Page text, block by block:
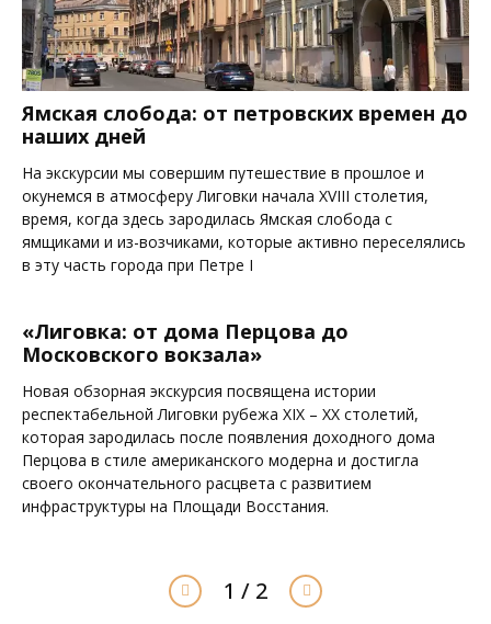
Ямская слобода: от петровских времен до
наших дней
На экскурсии мы совершим путешествие в прошлое и
окунемся в атмосферу Лиговки начала XVIII столетия,
время, когда здесь зародилась Ямская слобода с
ямщиками и из-возчиками, которые активно переселялись
в эту часть города при Петре I
«Лиговка: от дома Перцова до
Московского вокзала»
Новая обзорная экскурсия посвящена истории
респектабельной Лиговки рубежа XIX – XX столетий,
которая зародилась после появления доходного дома
Перцова в стиле американского модерна и достигла
своего окончательного расцвета с развитием
инфраструктуры на Площади Восстания.
1 / 2